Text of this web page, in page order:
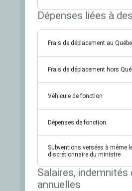
Dépenses liées à
Frais de déplacement au
Frais de déplacement hors
Véhicule de fonction
Dépenses de fonction
Subventions versées à même
discrétionnaire du ministre
Salaires,
annuelles